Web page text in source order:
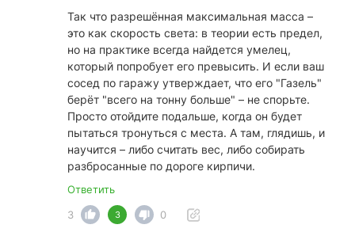
Так что разрешённая максимальная масса –
это как скорость света: в теории есть предел,
но на практике всегда найдется умелец,
который попробует его превысить. И если ваш
сосед по гаражу утверждает, что его "Газель"
берёт "всего на тонну больше" – не спорьте.
Просто отойдите подальше, когда он будет
пытаться тронуться с места. А там, глядишь, и
научится – либо считать вес, либо собирать
разбросанные по дороге кирпичи.
Ответить
3
3 0